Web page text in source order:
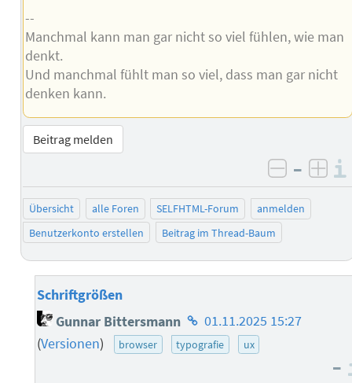
--
Manchmal kann man gar nicht so viel fühlen, wie man
denkt.
Und manchmal fühlt man so viel, dass man gar nicht
denken kann.
Beitrag melden
negativ
–
Übersicht alle Foren SELFHTML-Forum
anmelden
Benutzerkonto erstellen
Beitrag im Thread-Baum
Schriftgrößen
Gunnar Bittersmann Homepage
des
01.11.2025 15:27
(Versionen) browser typografie ux
–